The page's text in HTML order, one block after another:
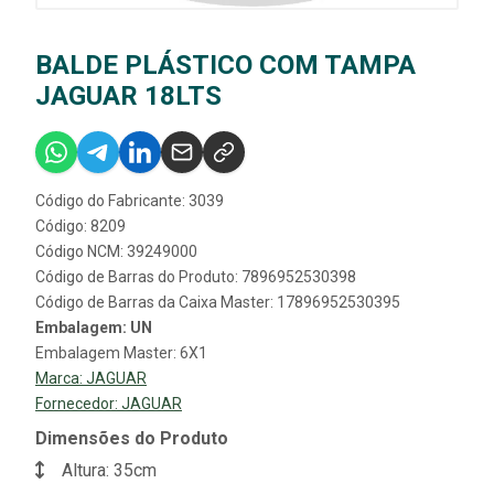
BALDE PLÁSTICO COM TAMPA
JAGUAR 18LTS
Código do Fabricante: 3039
Código: 8209
Código NCM: 39249000
Código de Barras do Produto: 7896952530398
Código de Barras da Caixa Master: 17896952530395
Embalagem: UN
Embalagem Master: 6X1
Marca: JAGUAR
Fornecedor: JAGUAR
Dimensões do Produto
Altura: 35cm